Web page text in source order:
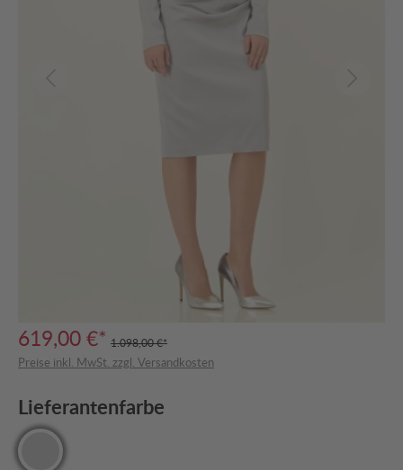
619,00 €* 1.098,00 €*
Preise inkl. MwSt. zzgl. Versandkosten
Lieferantenfarbe